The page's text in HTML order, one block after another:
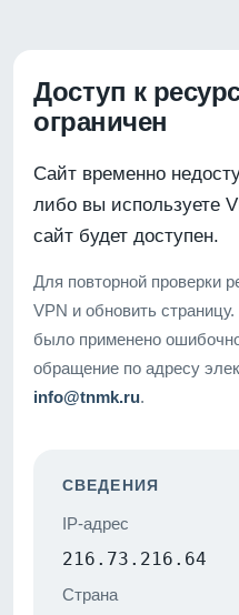
Доступ к
ограничен
Сайт временно
либо вы используете
сайт будет доступен.
Для повторной проверки
VPN и обновить
было применено
обращение по адресу
info@tnmk.ru.
СВЕДЕНИЯ
IP-адрес
216.73.216.64
Страна